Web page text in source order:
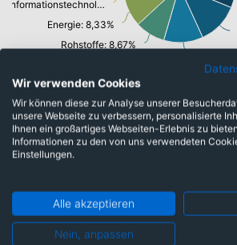
Rohstoffe: 8,67%
Energie: 8,33%
Informationstechnologie/ Telekommunikation: 6,34%
Währungen
Wir verwenden Cookies
Wir können diese zur Analyse unserer
unsere Webseite zu verbessern, personalisierte
Ihnen ein großartiges Webseiten-Erlebnis zu
Informationen zu den von uns verwendeten
Einstellungen.
Alle akzeptieren
Nein, anpassen